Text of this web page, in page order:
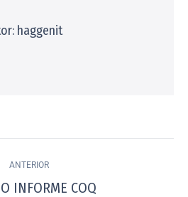
haggenit
ANTERIOR
INFORME COQ